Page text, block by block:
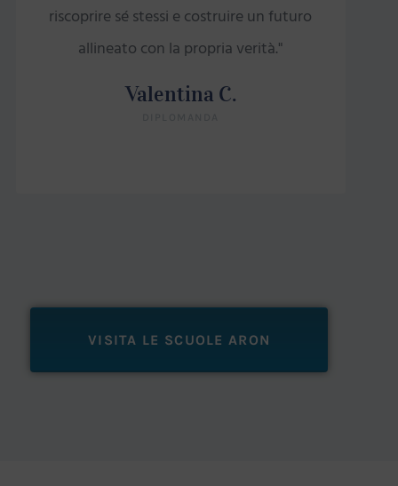
riscoprire sé stessi e costruire un futuro
allineato con la propria verità."
Valentina C.
VISITA LE SCUOLE ARON